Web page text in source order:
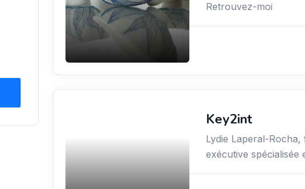
Retrouvez-moi
Key2int
Lydie Laperal-
exécutive spécialisée